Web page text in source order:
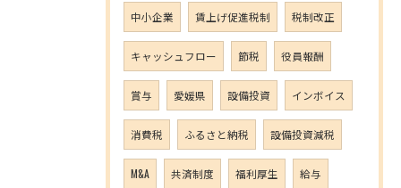
中小企業 賃上げ促進税制 税制改正
キャッシュフロー 節税 役員報酬
賞与 愛媛県 設備投資 インボイス
消費税 ふるさと納税 設備投資減税
M&A 共済制度 福利厚生 給与